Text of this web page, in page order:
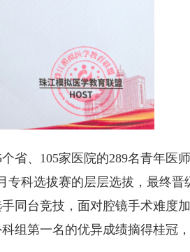
省、105家医院的289名青年医
专科选拔赛的层层选拔，最终晋
同台竞技，面对腔镜手术难度
组第一名的优异成绩摘得桂冠